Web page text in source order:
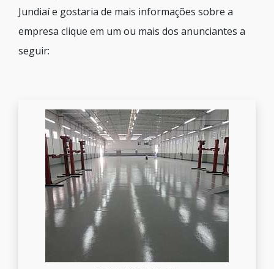
Jundiaí e gostaria de mais informações sobre a
empresa clique em um ou mais dos anunciantes a
seguir: